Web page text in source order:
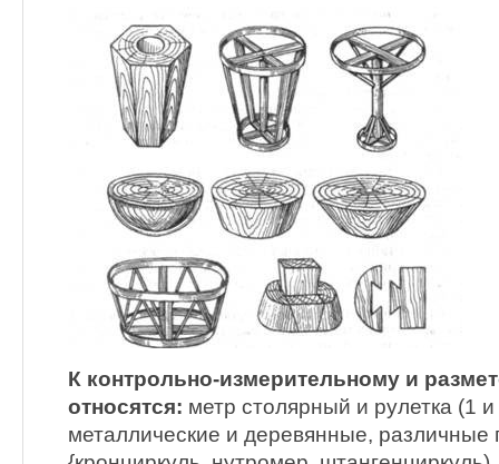
К контрольно-измерительному и
относятся: метр столярный и рулетка (1
металлические и деревянные, различные